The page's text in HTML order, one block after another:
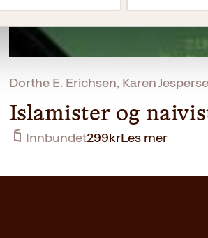
Dorthe E. Erichsen, Karen
Islamister og
Innbundet299krLes mer